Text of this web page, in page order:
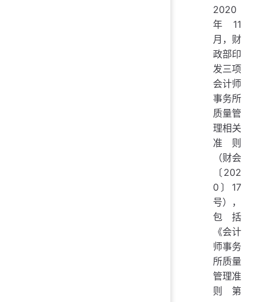
2020
年11
月，财
政部印
发三项
会计师
事务所
质量管
理相关
准则
（财会
〔202
0〕17
号），
包括
《会计
师事务
所质量
管理准
则第